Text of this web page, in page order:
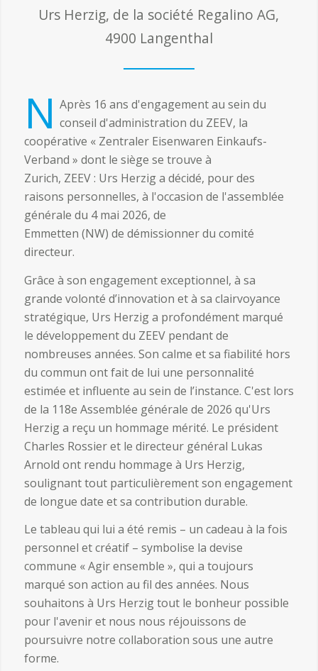
Urs Herzig, de la société Regalino AG,
4900 Langenthal
N Après 16 ans d'engagement au sein du
conseil d'administration du ZEEV, la
coopérative « Zentraler Eisenwaren Einkaufs-
Verband » dont le siège se trouve à
Zurich, ZEEV : Urs Herzig a décidé, pour des
raisons personnelles, à l'occasion de l'assemblée
générale du 4 mai 2026, de
Emmetten (NW) de démissionner du comité
directeur.
Grâce à son engagement exceptionnel, à sa
grande volonté d’innovation et à sa clairvoyance
stratégique, Urs Herzig a profondément marqué
le développement du ZEEV pendant de
nombreuses années. Son calme et sa fiabilité hors
du commun ont fait de lui une personnalité
estimée et influente au sein de l’instance. C'est lors
de la 118e Assemblée générale de 2026 qu'Urs
Herzig a reçu un hommage mérité. Le président
Charles Rossier et le directeur général Lukas
Arnold ont rendu hommage à Urs Herzig,
soulignant tout particulièrement son engagement
de longue date et sa contribution durable.
Le tableau qui lui a été remis – un cadeau à la fois
personnel et créatif – symbolise la devise
commune « Agir ensemble », qui a toujours
marqué son action au fil des années. Nous
souhaitons à Urs Herzig tout le bonheur possible
pour l'avenir et nous nous réjouissons de
poursuivre notre collaboration sous une autre
forme.